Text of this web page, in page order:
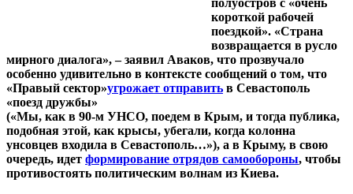
полуостров с «очень
короткой рабочей
поездкой». «Страна
возвращается в русло
мирного диалога», – заявил Аваков, что прозвучало
особенно удивительно в контексте сообщений о том, что
«Правый сектор»угрожает отправить в Севастополь
«поезд дружбы»
(«Мы, как в 90-м УНСО, поедем в Крым, и тогда публика,
подобная этой, как крысы, убегали, когда колонна
унсовцев входила в Севастополь…»), а в Крыму, в свою
очередь, идет формирование отрядов самообороны, чтобы
противостоять политическим волнам из Киева.